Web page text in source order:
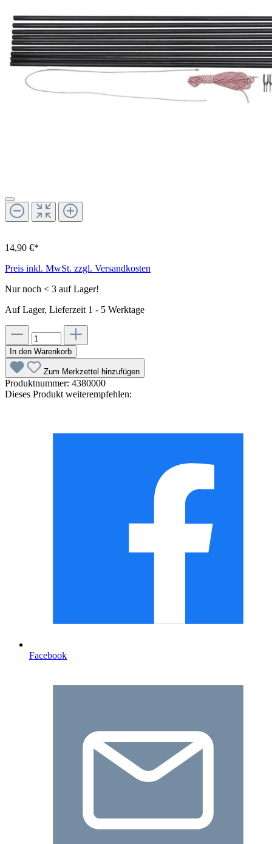
14,90 €*
Preis inkl. MwSt. zzgl. Versandkosten
Nur noch < 3 auf Lager!
Auf Lager, Lieferzeit 1 - 5 Werktage
In den Warenkorb
Zum Merkzettel hinzufügen
Produktnummer: 4380000
Dieses Produkt weiterempfehlen:
Facebook